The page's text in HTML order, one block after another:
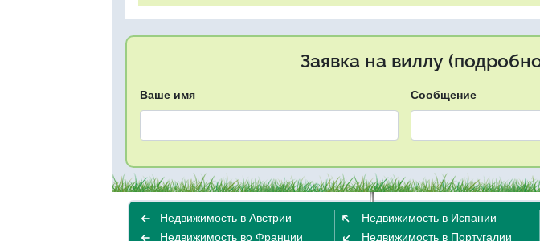
Заявка на виллу
Ваше имя Сообщение
Недвижимость в Австрии
Недвижимость во Франции
Недвижимость в Испании
Недвижимость в Португалии